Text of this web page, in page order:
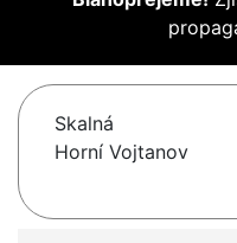
Skalná
Horní Vojtanov